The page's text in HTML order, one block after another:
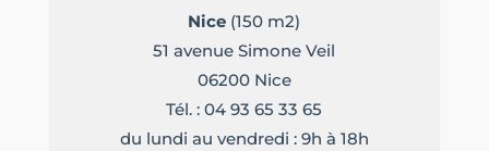
Nice (150 m2)
51 avenue Simone Veil
06200 Nice
Tél. :04 93 65 33 65
du lundi au vendredi : 9h à 18h